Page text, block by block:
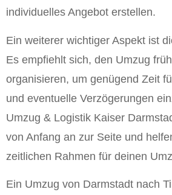
individuelles Angebot erstellen.
Ein weiterer wichtiger Aspekt ist
Es empfiehlt sich, den Umzug
organisieren, um genügend Zeit
und eventuelle Verzögerungen
Umzug & Logistik Kaiser
von Anfang an zur Seite und
zeitlichen Rahmen für deinen
Ein Umzug von Darmstadt nach